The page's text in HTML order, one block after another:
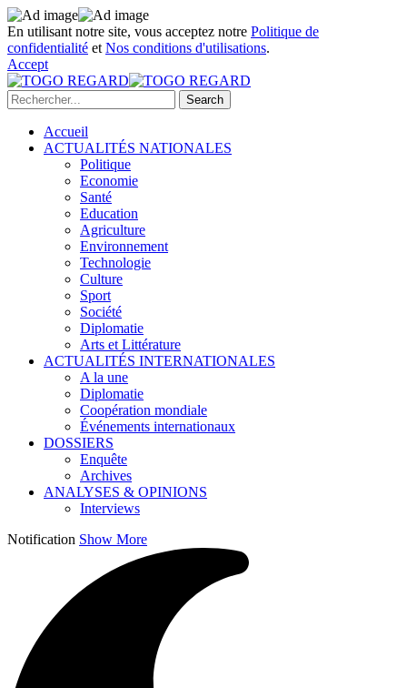
En utilisant notre site, vous acceptez notre Politique de
confidentialité et Nos conditions d'utilisations.
Accept
Accueil
ACTUALITÉS NATIONALES
Politique
Economie
Santé
Education
Agriculture
Environnement
Technologie
Culture
Sport
Société
Diplomatie
Arts et Littérature
ACTUALITÉS INTERNATIONALES
A la une
Diplomatie
Coopération mondiale
Événements internationaux
DOSSIERS
Enquête
Archives
ANALYSES & OPINIONS
Interviews
Notification Show More